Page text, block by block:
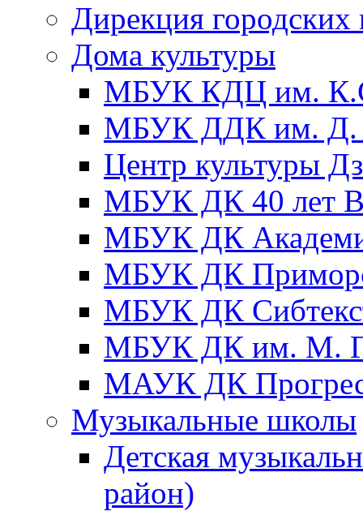
Дирекция городских
Дома культуры
МБУК КДЦ им.
МБУК ДДК им. Д.
Центр культуры
МБУК ДК 40 лет
МБУК ДК
МБУК ДК
МБУК ДК
МБУК ДК им. М.
МАУК ДК
Музыкальные школы
Детская
район)